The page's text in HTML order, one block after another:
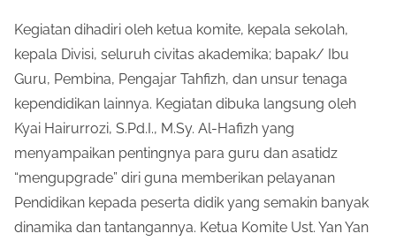
Kegiatan dihadiri oleh ketua komite, kepala sekolah,
kepala Divisi, seluruh civitas akademika; bapak/ Ibu
Guru, Pembina, Pengajar Tahfizh, dan unsur tenaga
kependidikan lainnya. Kegiatan dibuka langsung oleh
Kyai Hairurrozi, S.Pd.I., M.Sy. Al-Hafizh yang
menyampaikan pentingnya para guru dan asatidz
“mengupgrade” diri guna memberikan pelayanan
Pendidikan kepada peserta didik yang semakin banyak
dinamika dan tantangannya. Ketua Komite Ust. Yan Yan